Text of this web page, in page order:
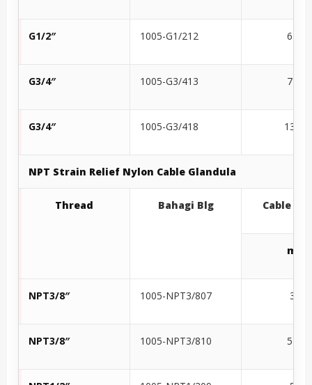
G1/2″ 1005-G1/212 6-12
G3/4″ 1005-G3/413 7-13
G3/4″ 1005-G3/418 13-18
NPT Strain Relief Nylon Cable Glandula
Thread Bahagi Blg Cable
mm
NPT3/8″ 1005-NPT3/807 3-7
NPT3/8″ 1005-NPT3/810 5-10